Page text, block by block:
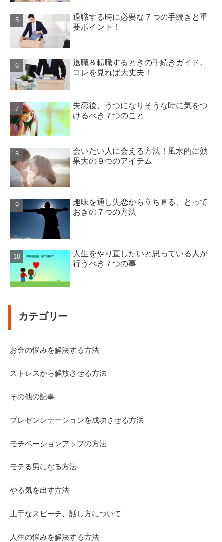
退職する時に必要な７つの手続きと重
要ポイント！
退職＆転職するときの手続きガイド。
コレを見れば大丈夫！
失恋後、うつになりそうな時に気をつ
けるべき７つのこと
会いたい人に会える方法！風水的に効
果大の９つのアイテム
趣味を通し失恋から立ち直る、とって
おきの７つの方法
人生をやり直したいと思っている人が
行うべき７つの事
カテゴリー
お金の悩みを解決する方法
ストレスから解放させる方法
その他の記事
プレゼンンテーションを成功させる方法
モチベーションアップの方法
モテる男になる方法
やる気を出す方法
上手なスピーチ、話し方について
人生の悩みを解決する方法